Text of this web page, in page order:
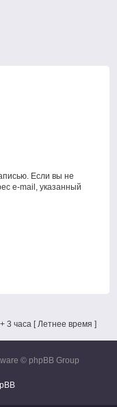
Если вы не
e-mail, указанный
3 часа [ Летнее время ]
© phpBB Group